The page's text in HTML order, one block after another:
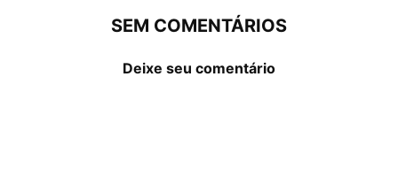
SEM COMENTÁRIOS
Deixe seu comentário